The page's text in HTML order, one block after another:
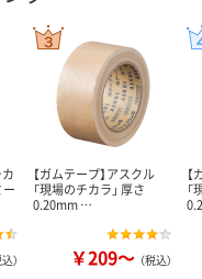
）
【ガムテープ】アスクル
「現場のチカラ」 厚さ
0.20mm …
￥209～ （税込）